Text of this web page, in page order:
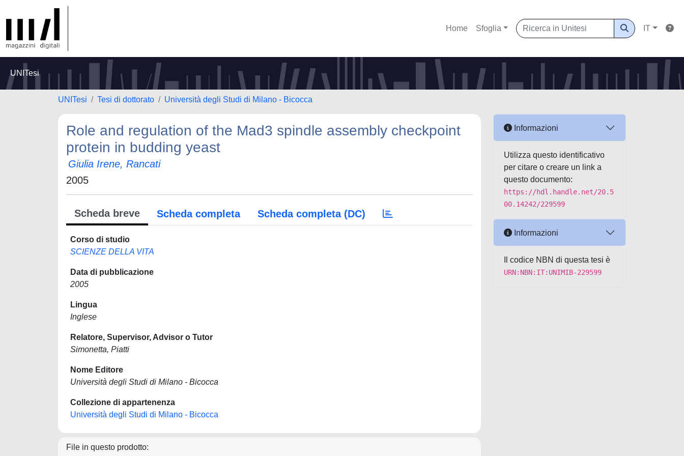
Home Sfoglia IT
UNITesi
UNITesi Tesi di dottorato Università degli Studi di Milano - Bicocca
Role and regulation of the Mad3 spindle assembly checkpoint
protein in budding yeast
Giulia Irene, Rancati
2005
Scheda breve Scheda completa Scheda completa (DC)
Corso di studio
SCIENZE DELLA VITA
Data di pubblicazione
2005
Lingua
Inglese
Relatore, Supervisor, Advisor o Tutor
Simonetta, Piatti
Nome Editore
Università degli Studi di Milano - Bicocca
Collezione di appartenenza
Università degli Studi di Milano - Bicocca
File in questo prodotto:
Informazioni
Utilizza questo identificativo
per citare o creare un link a
questo documento:
https://hdl.handle.net/20.5
00.14242/229599
Informazioni
Il codice NBN di questa tesi è
URN:NBN:IT:UNIMIB-229599